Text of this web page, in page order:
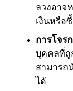
ลวงอาจ
เงินหรือ
การโจร
บุคคลที่ถู
สามารถ
ได้